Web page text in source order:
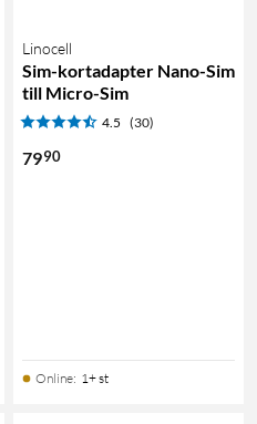
Linocell
Sim-kortadapter Nano-Sim
till Micro-Sim
4.5 (30)
7990
Online: 1+ st